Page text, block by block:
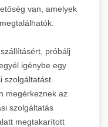
van, amelyek
próbálj
igénybe egy
szolgáltatást.
megérkeznek az
szolgáltatás
megtakarított